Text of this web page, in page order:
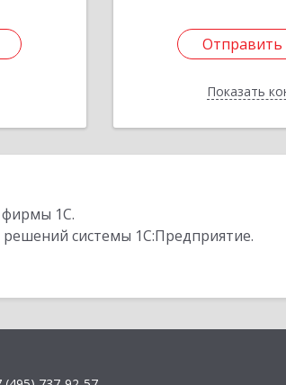
Отправить
Показать
Отправить
Назад
фирмы 1С.
системы 1С:Предприятие.